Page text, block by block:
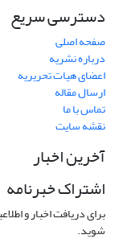
دسترسی سریع
صفحه اصلی
درباره نشریه
اعضای هیات تحریریه
ارسال مقاله
تماس با ما
نقشه سایت
آخرین اخبار
اشتراک خبرنامه
برای دریافت اخبار و
شوید.